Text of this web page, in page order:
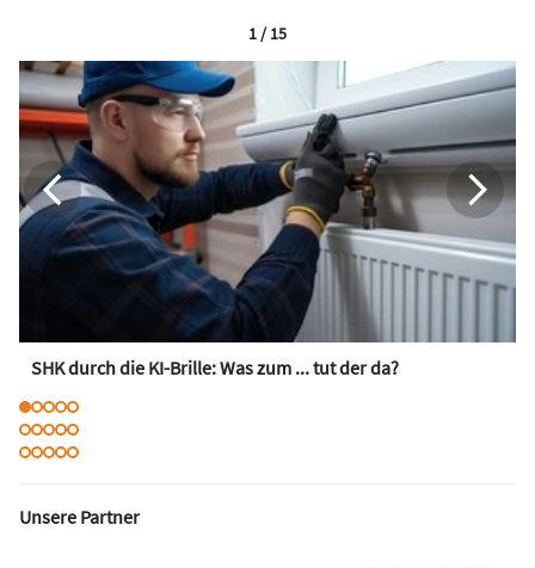
SHK durch die KI-Brille: Was zum ... tut der da?
1 / 15
Unsere Partner